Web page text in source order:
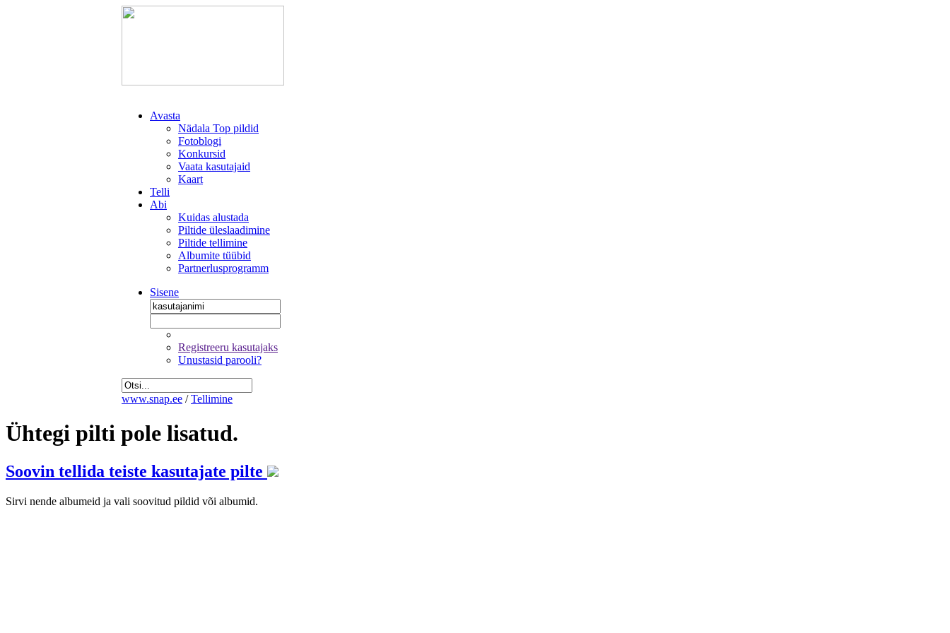
Avasta
Nädala Top pildid
Fotoblogi
Konkursid
Vaata kasutajaid
Kaart
Telli
Abi
Kuidas alustada
Piltide üleslaadimine
Piltide tellimine
Albumite tüübid
Partnerlusprogramm
Sisene
Registreeru kasutajaks
Unustasid parooli?
www.snap.ee / Tellimine
Ühtegi pilti pole lisatud.
Soovin tellida teiste kasutajate pilte
Sirvi nende albumeid ja vali soovitud pildid või albumid.